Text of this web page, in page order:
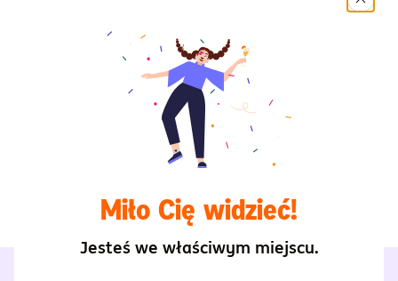
Starszy Menedżer ds. Dystrybucji
Paweł Sadowski
Poprzedni artykuł Następny artykuł
Miło Cię widzieć!
Jesteś we właściwym miejscu.